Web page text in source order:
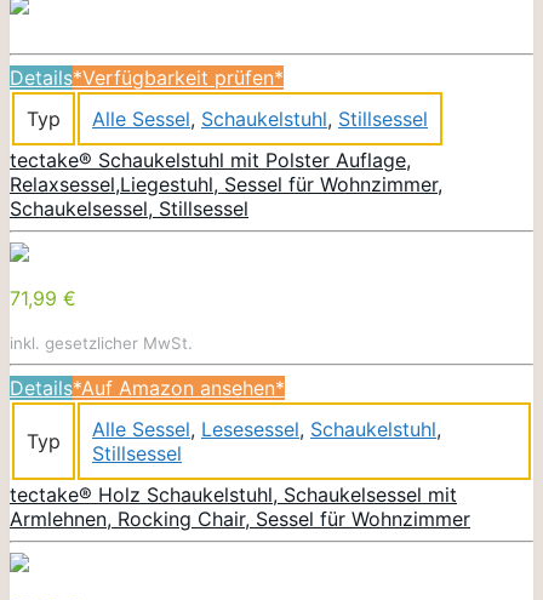
Details*Verfügbarkeit prüfen*
Typ
Alle Sessel, Schaukelstuhl, Stillsessel
tectake® Schaukelstuhl mit Polster Auflage,
Relaxsessel,Liegestuhl, Sessel für Wohnzimmer,
Schaukelsessel, Stillsessel
71,99 €
inkl. gesetzlicher MwSt.
Details*Auf Amazon ansehen*
Typ Alle Sessel, Lesesessel, Schaukelstuhl,
Stillsessel
tectake® Holz Schaukelstuhl, Schaukelsessel mit
Armlehnen, Rocking Chair, Sessel für Wohnzimmer